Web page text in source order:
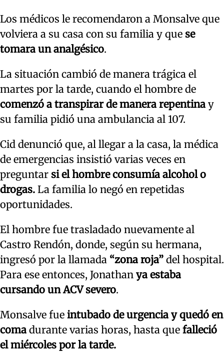
Los médicos le recomendaron a Monsalve que
volviera a su casa con su familia y que se
tomara un analgésico.
La situación cambió de manera trágica el
martes por la tarde, cuando el hombre de
comenzó a transpirar de manera repentina y
su familia pidió una ambulancia al 107.
Cid denunció que, al llegar a la casa, la médica
de emergencias insistió varias veces en
preguntar si el hombre consumía alcohol o
drogas. La familia lo negó en repetidas
oportunidades.
El hombre fue trasladado nuevamente al
Castro Rendón, donde, según su hermana,
ingresó por la llamada “zona roja” del hospital.
Para ese entonces, Jonathan ya estaba
cursando un ACV severo.
Monsalve fue intubado de urgencia y quedó en
coma durante varias horas, hasta que falleció
el miércoles por la tarde.